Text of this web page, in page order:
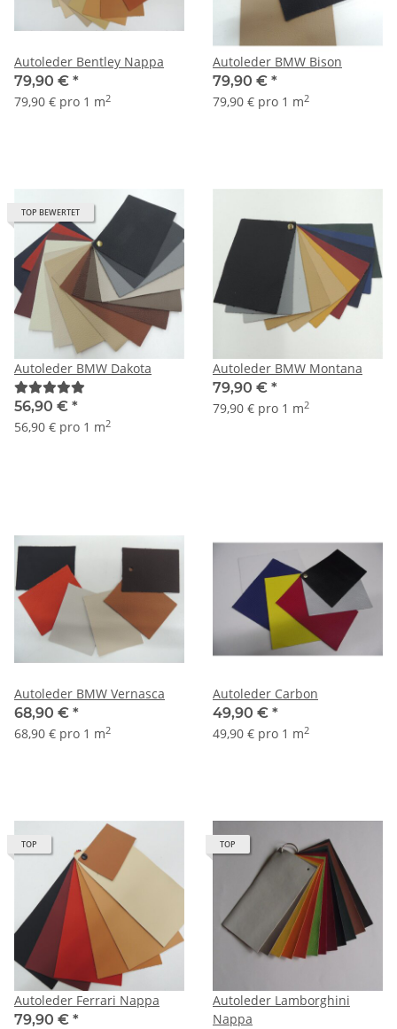
Autoleder Bentley Nappa
79,90 € *
79,90 € pro 1 m2
Autoleder BMW Bison
79,90 € *
79,90 € pro 1 m2
TOP BEWERTET
Autoleder BMW Dakota
56,90 € *
56,90 € pro 1 m2
Autoleder BMW Montana
79,90 € *
79,90 € pro 1 m2
Autoleder BMW Vernasca
68,90 € *
68,90 € pro 1 m2
Autoleder Carbon
49,90 € *
49,90 € pro 1 m2
TOP
Autoleder Ferrari Nappa
79,90 € *
TOP
Autoleder Lamborghini
Nappa